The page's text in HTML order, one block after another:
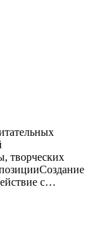
творческих
с…